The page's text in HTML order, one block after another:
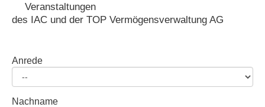
Veranstaltungen
des IAC und der TOP Vermögensverwaltung AG
Anrede
Nachname
Formulare